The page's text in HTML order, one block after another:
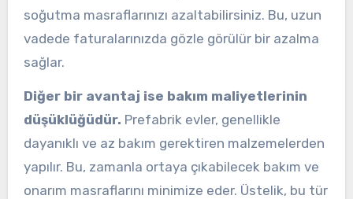
soğutma masraflarınızı azaltabilirsiniz. Bu, uzun
vadede faturalarınızda gözle görülür bir azalma
sağlar.
Diğer bir avantaj ise bakım maliyetlerinin
düşüklüğüdür. Prefabrik evler, genellikle
dayanıklı ve az bakım gerektiren malzemelerden
yapılır. Bu, zamanla ortaya çıkabilecek bakım ve
onarım masraflarını minimize eder. Üstelik, bu tür